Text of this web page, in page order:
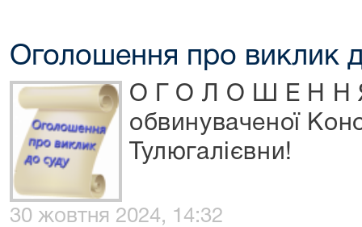
Оголошення про виклик
О Г О Л О Ш Е Н Н Я
обвинуваченої
Тулюгалієвни!
30 жовтня 2024, 14:32